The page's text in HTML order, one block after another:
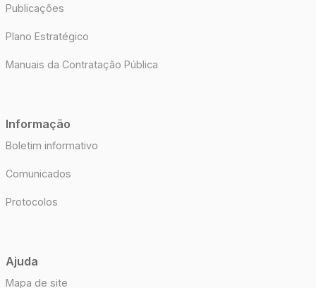
Publicações
Plano Estratégico
Manuais da Contratação Pública
Informação
Boletim informativo
Comunicados
Protocolos
Ajuda
Mapa de site